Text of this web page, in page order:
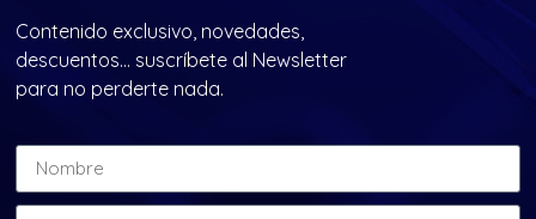
Contenido exclusivo, novedades,
descuentos… suscríbete al Newsletter
para no perderte nada.